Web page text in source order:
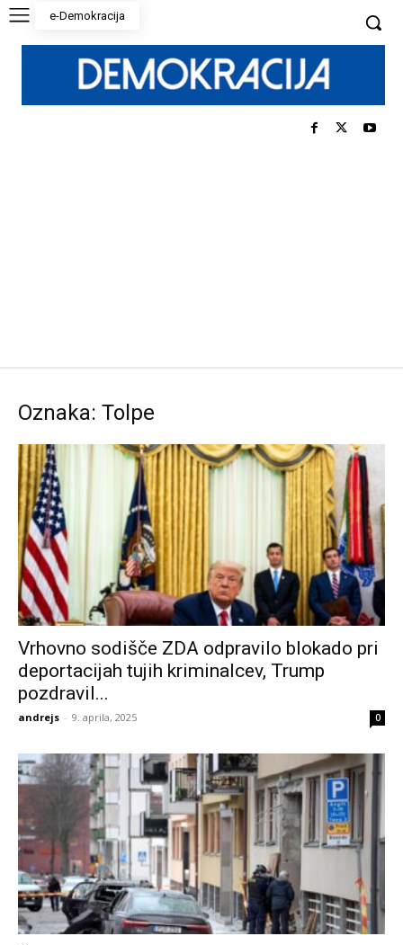
e-Demokracija
Oznaka: Tolpe
Vrhovno sodišče ZDA odpravilo blokado pri
deportacijah tujih kriminalcev, Trump
pozdravil...
andrejs - 9. aprila, 2025 0